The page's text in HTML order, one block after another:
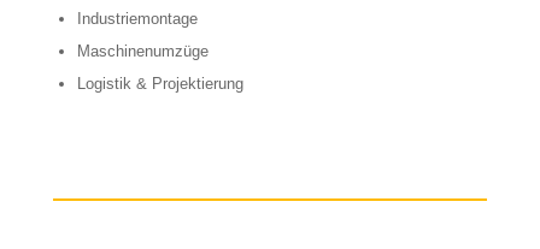
Industriemontage
Maschinenumzüge
Logistik & Projektierung